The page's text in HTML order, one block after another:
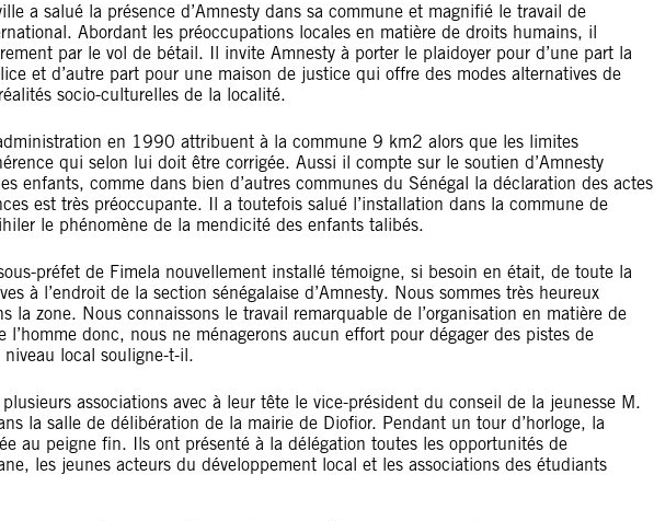
a salué la présence d’Amnesty dans sa commune et magnifié le travail de
Abordant les préoccupations locales en matière de droits humains, il
par le vol de bétail. Il invite Amnesty à porter le plaidoyer pour d’une part la
et d’autre part pour une maison de justice qui offre des modes alternatives de
socio-culturelles de la localité.
en 1990 attribuent à la commune 9 km2 alors que les limites
qui selon lui doit être corrigée. Aussi il compte sur le soutien d’Amnesty
enfants, comme dans bien d’autres communes du Sénégal la déclaration des actes
est très préoccupante. Il a toutefois salué l’installation dans la commune de
le phénomène de la mendicité des enfants talibés.
préfet de Fimela nouvellement installé témoigne, si besoin en était, de toute la
à l’endroit de la section sénégalaise d’Amnesty. Nous sommes très heureux
la zone. Nous connaissons le travail remarquable de l’organisation en matière de
donc, nous ne ménagerons aucun effort pour dégager des pistes de
local souligne-t-il.
associations avec à leur tête le vice-président du conseil de la jeunesse M.
la salle de délibération de la mairie de Diofior. Pendant un tour d’horloge, la
au peigne fin. Ils ont présenté à la délégation toutes les opportunités de
les jeunes acteurs du développement local et les associations des étudiants